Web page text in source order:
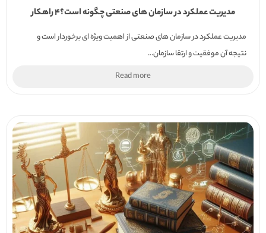
مدیریت عملکرد در سازمان های صنعتی چگونه است؟4 راهکار
مدیریت عملکرد در سازمان های صنعتی از اهمیت ویژه ای برخوردار است و
نتیجه آن موفقیت و ارتقا سازمان...
Read more